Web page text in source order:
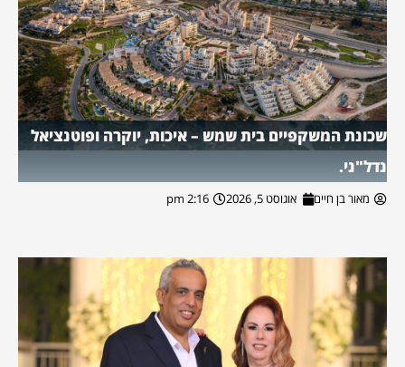
שכונת המשקפיים בית שמש – איכות, יוקרה ופוטנציאל
נדל"ני.
מאור בן חיים אוגוסט 5, 2026 2:16 pm